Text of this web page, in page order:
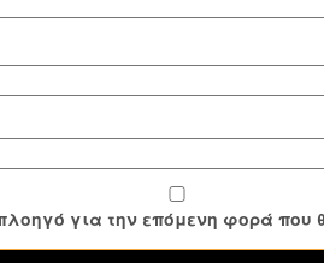
για την επόμενη φορά